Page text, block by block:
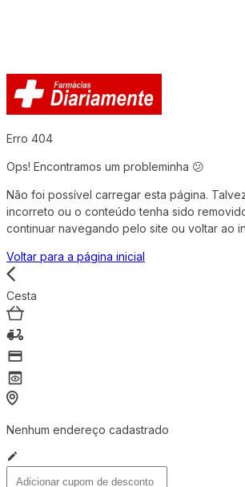
Erro 404
Ops! Encontramos um probleminha 😕
Não foi possível carregar esta página.
incorreto ou o conteúdo tenha sido
continuar navegando pelo site ou voltar ao
Voltar para a página inicial
Cesta
Nenhum endereço cadastrado